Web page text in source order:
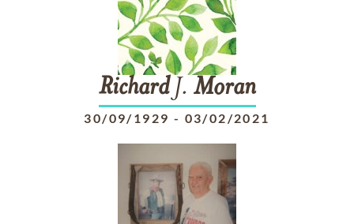
RichardJ. Moran
30/09/1929 - 03/02/2021